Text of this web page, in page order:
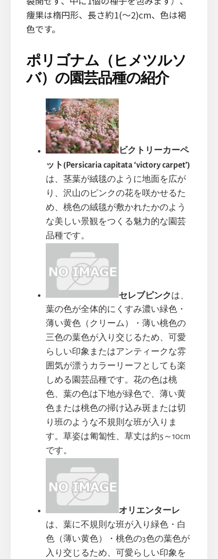
痩果は楕円形、長さ約1(～2)cm、色は褐
色です。
ポリゴナム（ヒメツルソ
バ）の園芸品種の紹介
ビクトリーカーペ
ット(Persicaria capitata ‘victory carpet’)
は、茎葉が絨毯のように地面を広が
り、沢山のピンクの花を咲かせるた
め、桃色の絨毯が敷かれたかのよう
な美しい景観をつくる魅力的な園芸
品種です。
セレブピンクは、
葉の色が全体的にくすみ濃い緑色・
薄い黄色（クリーム）・薄い桃色の
三色の葉色が入り交じるため、可愛
らしい印象またはアンティークな雰
囲気が漂うカラーリーフとしても楽
しめる園芸品種です。花の色は桃
色、葉の色は下地が緑色で、薄い黄
色または桃色の掃け込み斑または切
り班のような不規則な班が入りま
す。草姿は匍匐性、草丈は約5～10cm
です。
オリエンターレ
は、葉に不規則な班が入り緑色・白
色（薄い黄色）・桃色の3色の葉色が
入り交じるため、可愛らしい印象を